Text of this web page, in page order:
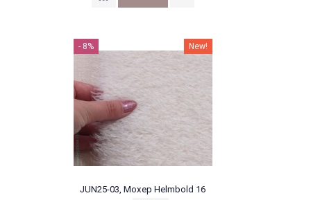
- 8% New!
JUN25-03, Мохер Helmbold 16